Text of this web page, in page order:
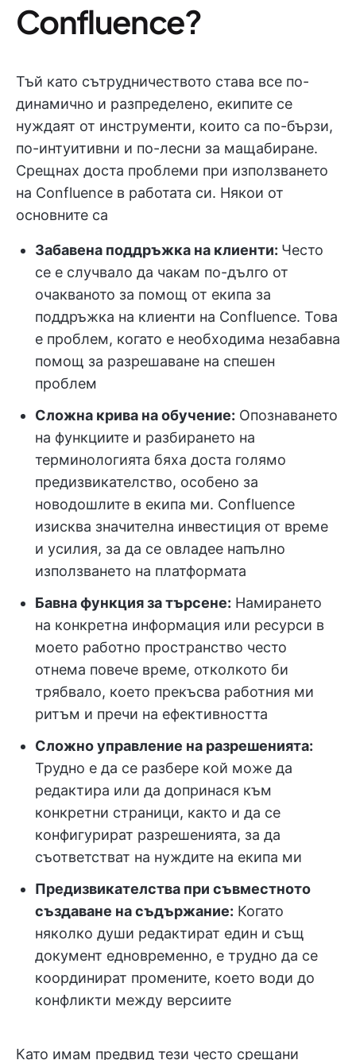
Confluence?
Тъй като сътрудничеството става все по-
динамично и разпределено, екипите се
нуждаят от инструменти, които са по-бързи,
по-интуитивни и по-лесни за мащабиране.
Срещнах доста проблеми при използването
на Confluence в работата си. Някои от
основните са
Забавена поддръжка на клиенти: Често
се е случвало да чакам по-дълго от
очакваното за помощ от екипа за
поддръжка на клиенти на Confluence. Това
е проблем, когато е необходима незабавна
помощ за разрешаване на спешен
проблем
Сложна крива на обучение: Опознаването
на функциите и разбирането на
терминологията бяха доста голямо
предизвикателство, особено за
новодошлите в екипа ми. Confluence
изисква значителна инвестиция от време
и усилия, за да се овладее напълно
използването на платформата
Бавна функция за търсене: Намирането
на конкретна информация или ресурси в
моето работно пространство често
отнема повече време, отколкото би
трябвало, което прекъсва работния ми
ритъм и пречи на ефективността
Сложно управление на разрешенията:
Трудно е да се разбере кой може да
редактира или да допринася към
конкретни страници, както и да се
конфигурират разрешенията, за да
съответстват на нуждите на екипа ми
Предизвикателства при съвместното
създаване на съдържание: Когато
няколко души редактират един и същ
документ едновременно, е трудно да се
координират промените, което води до
конфликти между версиите
Като имам предвид тези често срещани